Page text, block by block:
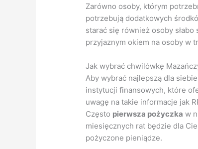
Zarówno osoby, którym
potrzebują dodatkowych
starać się również osoby
przyjaznym okiem na osoby w
Jak wybrać chwilówkę
Aby wybrać najlepszą dla
instytucji finansowych, które
uwagę na takie informacje jak
Często pierwsza pożyczka w
miesięcznych rat będzie dla
pożyczone pieniądze.